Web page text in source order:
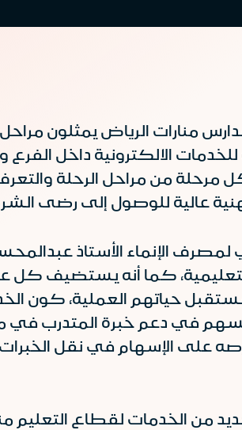
منارات الرياض يمثلون
الالكترونية داخل
من مراحل الرحلة
عالية للوصول إلى رضى
لمصرف الإنماء الأستاذ
كما أنه يستضيف
مستقبل حياتهم العملية، كون
في دعم خبرة المتدرب في
الإسهام في نقل الخبرات
من الخدمات لقطاع